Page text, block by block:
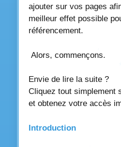
ajouter sur vos pages
meilleur effet possible
référencement.
Alors, commençons.
Envie de lire la suite ?
Cliquez tout simplement
et obtenez votre accès
Introduction